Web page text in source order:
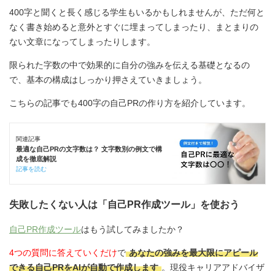
400字と聞くと長く感じる学生もいるかもしれませんが、ただ何と
なく書き始めると意外とすぐに埋まってしまったり、まとまりの
ない文章になってしまったりします。
限られた字数の中で効果的に自分の強みを伝える基礎となるの
で、基本の構成はしっかり押さえていきましょう。
こちらの記事でも400字の自己PRの作り方を紹介しています。
関連記事
最適な自己PRの文字数は？ 文字数別の例文で構
成を徹底解説
記事を読む
失敗したくない人は「自己PR作成ツール」を使おう
自己PR作成ツールはもう試してみましたか？
4つの質問に答えていくだけで あなたの強みを最大限にアピール
できる自己PRをAIが自動で作成します 。現役キャリアアドバイザ